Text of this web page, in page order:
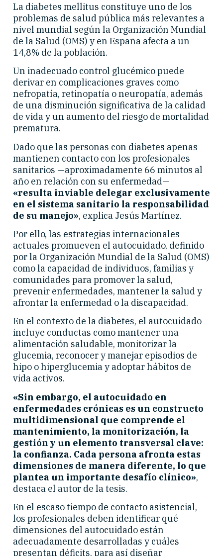
La diabetes mellitus constituye uno de los
problemas de salud pública más relevantes a
nivel mundial según la Organización Mundial
de la Salud (OMS) y en España afecta a un
14,8% de la población.
Un inadecuado control glucémico puede
derivar en complicaciones graves como
nefropatía, retinopatía o neuropatía, además
de una disminución significativa de la calidad
de vida y un aumento del riesgo de mortalidad
prematura.
Dado que las personas con diabetes apenas
mantienen contacto con los profesionales
sanitarios —aproximadamente 66 minutos al
año en relación con su enfermedad—
«resulta inviable delegar exclusivamente
en el sistema sanitario la responsabilidad
de su manejo», explica Jesús Martínez.
Por ello, las estrategias internacionales
actuales promueven el autocuidado, definido
por la Organización Mundial de la Salud (OMS)
como la capacidad de individuos, familias y
comunidades para promover la salud,
prevenir enfermedades, mantener la salud y
afrontar la enfermedad o la discapacidad.
En el contexto de la diabetes, el autocuidado
incluye conductas como mantener una
alimentación saludable, monitorizar la
glucemia, reconocer y manejar episodios de
hipo o hiperglucemia y adoptar hábitos de
vida activos.
«Sin embargo, el autocuidado en
enfermedades crónicas es un constructo
multidimensional que comprende el
mantenimiento, la monitorización, la
gestión y un elemento transversal clave:
la confianza. Cada persona afronta estas
dimensiones de manera diferente, lo que
plantea un importante desafío clínico»,
destaca el autor de la tesis.
En el escaso tiempo de contacto asistencial,
los profesionales deben identificar qué
dimensiones del autocuidado están
adecuadamente desarrolladas y cuáles
presentan déficits, para así diseñar